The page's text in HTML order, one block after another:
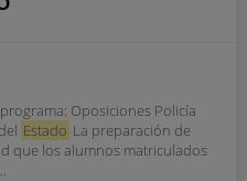
Oposiciones Policía
del Estado La preparación de
que los alumnos matriculados